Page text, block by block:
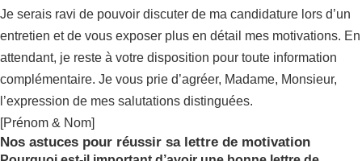
Je serais ravi de pouvoir discuter de ma candidature lors d’un
entretien et de vous exposer plus en détail mes motivations. En
attendant, je reste à votre disposition pour toute information
complémentaire. Je vous prie d’agréer, Madame, Monsieur,
l’expression de mes salutations distinguées.
[Prénom & Nom]
Nos astuces pour réussir sa lettre de motivation